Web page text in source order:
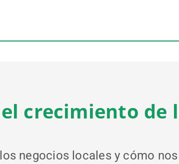
crecimiento de
negocios locales y cómo